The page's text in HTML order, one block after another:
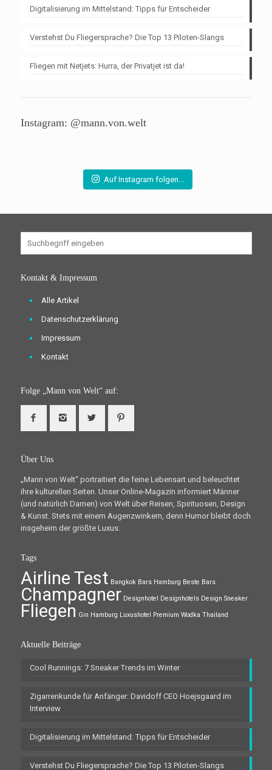
Digitalisierung im Mittelstand: Tipps für Entscheider
Verstehst Du Fliegersprache? Die Top 13 Piloten-Slangs
Fliegen mit Netjets: Hurra, der Privatjet ist da!
Instagram: @mann.von.welt
Auf Instagram folgen...
Kontakt & Impressum
Alle Artikel
Datenschutzerklärung
Impressum
Kontakt
Folge „Mann von Welt“ auf:
Über Uns
„Mann von Welt“ portraitiert die feine Lebensart und beleuchtet
ihre kulturellen Seiten. Unser Online-Magazin informiert Männer
(und natürlich Damen) von Welt über Reisen, Spirituosen, Design
& Kunst. Stets mit einem Augenzwinkern, denn Humor bleibt doch
insgeheim der größte Luxus.
Tags
Airline Test Bangkok Bars Hamburg Beste Bars
Champagner Designhotel Designhotels Design Sneaker
Fliegen Gin Hamburg Luxushotel Premium Wodka Thailand
Aktuelle Beiträge
Cool Runnings: 7 Sneaker Trends im Winter
Zigarrenkunde für Anfänger: Davidoff CEO Hoejsgaard im
Interview
Digitalisierung im Mittelstand: Tipps für Entscheider
Verstehst Du Fliegersprache? Die Top 13 Piloten-Slangs